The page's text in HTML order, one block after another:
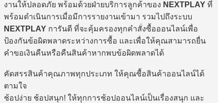
งานให้ปลอดภัย พร้อมด้วยฝ่ายบริการลูกค้าของ NEXTPLAY ที่
พร้อมดำเนินการเมื่อมีการรายงานเข้ามา รวมไปถึงระบบ
NEXTPLAY การันตี ที่จะคุ้มครองทุกคำสั่งซื้อออนไลน์เพื่อ
ป้องกันข้อผิดพลาดระหว่างการซื้อ และเพื่อให้คุณสามารถยื่น
คำขอเงินคืนหรือคืนสินค้าหากพบข้อผิดพลาดได้
คัดสรรสินค้าคุณภาพทุกประเภท ให้คุณซื้อสินค้าออนไลน์ได้
ตามใจ
ช้อปง่าย ช้อปสนุก! ให้ทุกการช้อปออนไลน์เป็นเรื่องสนุก และ